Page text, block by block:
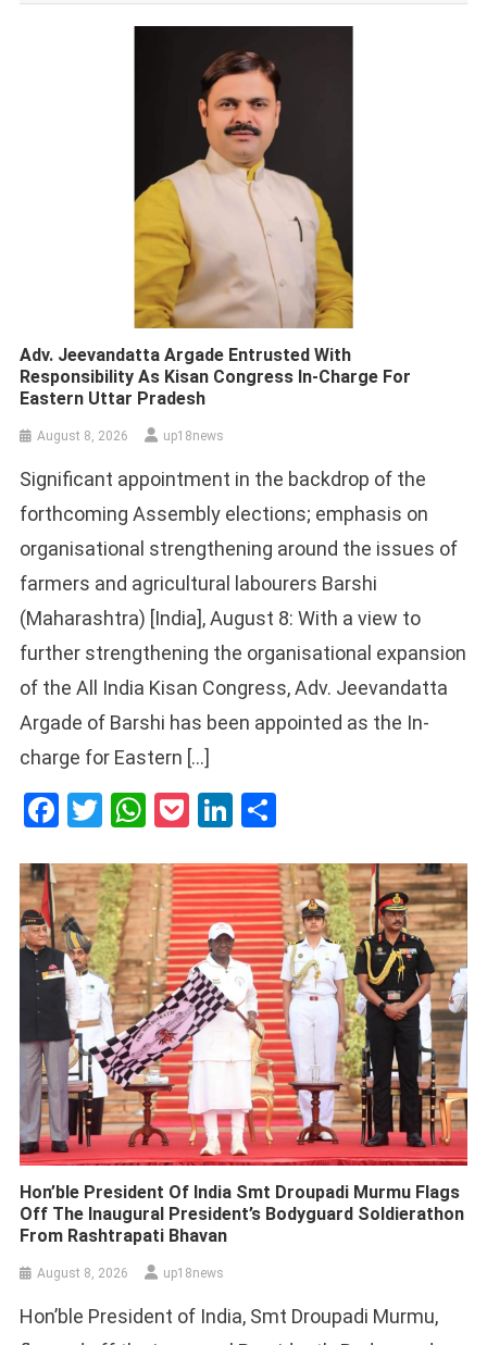
Adv. Jeevandatta Argade Entrusted With
Responsibility As Kisan Congress In-Charge For
Eastern Uttar Pradesh
August 8, 2026 up18news
Significant appointment in the backdrop of the
forthcoming Assembly elections; emphasis on
organisational strengthening around the issues of
farmers and agricultural labourers Barshi
(Maharashtra) [India], August 8: With a view to
further strengthening the organisational expansion
of the All India Kisan Congress, Adv. Jeevandatta
Argade of Barshi has been appointed as the In-
charge for Eastern […]
Facebook
Twitter
WhatsApp
PocketLinkedIn
Hon’ble President Of India Smt Droupadi Murmu Flags
Off The Inaugural President’s Bodyguard Soldierathon
From Rashtrapati Bhavan
August 8, 2026 up18news
Hon’ble President of India, Smt Droupadi Murmu,